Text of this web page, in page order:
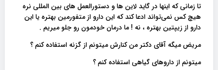
تا زمانی که اینها در گاید لاین ها و دستورالعمل های بین المللی نره
هیچ کس نمی‌تواند ادعا کند که این دارو از متفورمین بهتره یا این
دارو از زیپتین بهتره ، نه ! ما درمان خودمون رو جلو میریم .
مریض میگه آقای دکتر من کنارش میتونم از گزنه استفاده کنم ؟
میتونم از داروهای گیاهی استفاده کنم ؟